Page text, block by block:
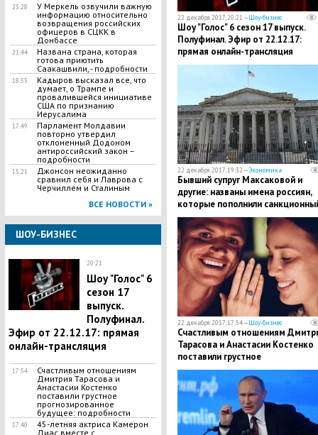
23:28
У Меркель озвучили важную
информацию относительно
возвращения российских
офицеров в СЦКК в
Донбассе
21:44
Названа страна, которая
готова приютить
Саакашвили, - подробности
18:55
Кадыров высказал все, что
думает, о Трампе и
провалившейся инициативе
США по признанию
Иерусалима
17:49
Парламент Молдавии
повторно утвердил
отклоненный Додоном
антироссийский закон –
подробности
15:21
Джонсон неожиданно
сравнил себя и Лаврова с
Черчиллем и Сталиным
ВСЕ НОВОСТИ »
ШОУ-БИЗНЕС
20:21
Шоу "Голос" 6
сезон 17
выпуск.
Полуфинал.
Эфир от 22.12.17: прямая
онлайн-трансляция
17:54
Счастливым отношениям
Дмитрия Тарасова и
Анастасии Костенко
поставили грустное
прогнозированное
будущее: подробности
17:40
45-летняя актриса Камерон
Диас вместе с
22 декабря 2017, 20:21 —Шоу-бизнес
Шоу "Голос" 6 сезон 17 выпуск.
Полуфинал. Эфир от 22.12.17:
прямая онлайн-трансляция
22 декабря 2017, 19:32 —Экономика
Бывший супруг Максаковой и
другие: названы имена россиян,
которые пополнили
список США
22 декабря 2017, 17:54 —Шоу-бизнес
Счастливым отношениям
Тарасова и Анастасии Костенко
поставили грустное
прогнозированное будущее:
подробности